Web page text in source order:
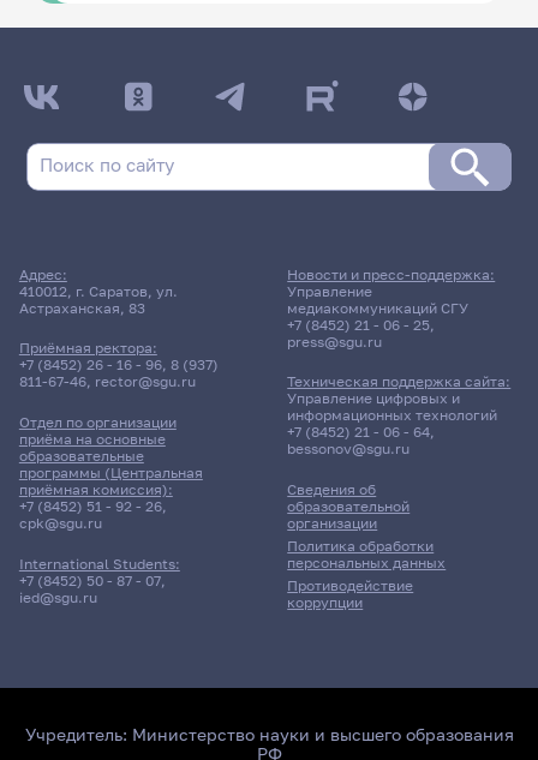
Адрес:
410012, г. Саратов, ул.
Астраханская, 83
Приёмная ректора:
+7 (8452) 26 - 16 - 96, 8 (937)
811-67-46, rector@sgu.ru
Отдел по организации
приёма на основные
образовательные
программы (Центральная
приёмная комиссия):
+7 (8452) 51 - 92 - 26,
cpk@sgu.ru
International Students:
+7 (8452) 50 - 87 - 07,
ied@sgu.ru
Сведения об
образовательной
организации
Политика обработки
персональных данных
Противодействие
коррупции
Новости и пресс-поддержка:
Управление
медиакоммуникаций СГУ
+7 (8452) 21 - 06 - 25,
press@sgu.ru
Техническая поддержка сайта:
Управление цифровых и
информационных технологий
+7 (8452) 21 - 06 - 64,
bessonov@sgu.ru
Учредитель: Министерство науки и высшего образования
РФ